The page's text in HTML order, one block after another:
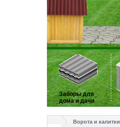
Заборы для
дома и дачи
Ворота и калитки